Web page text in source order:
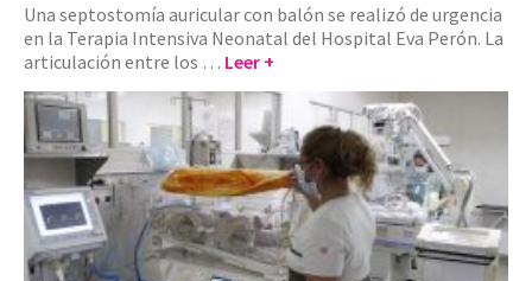
Una septostomía auricular con balón se realizó de urgencia
en la Terapia Intensiva Neonatal del Hospital Eva Perón. La
articulación entre los … Leer +